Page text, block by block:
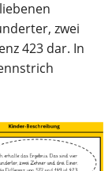
zwei
423 dar. In